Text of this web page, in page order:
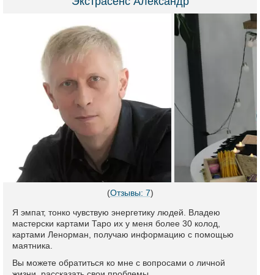
(Отзывы: 7)
Я эмпат, тонко чувствую энергетику людей. Владею
мастерски картами Таро их у меня более 30 колод,
картами Ленорман, получаю информацию с помощью
маятника.
Вы можете обратиться ко мне с вопросами о личной